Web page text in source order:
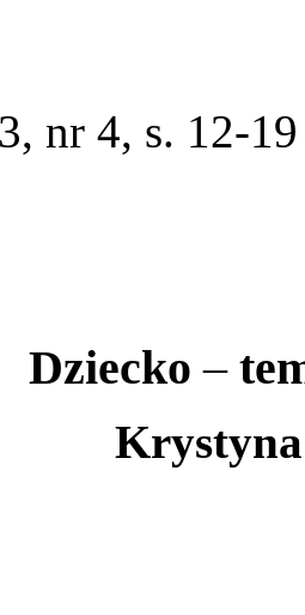
nr 4, s. 12-19
Dziecko–